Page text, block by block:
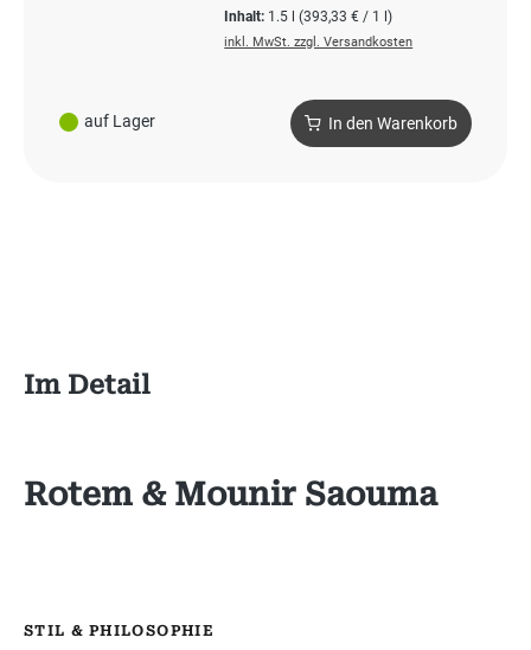
auf Lager
Inhalt: 1.5 l(393,33 € / 1 l)
inkl. MwSt. zzgl. Versandkosten
In den Warenkorb
Im Detail
Rotem & Mounir Saouma
STIL & PHILOSOPHIE